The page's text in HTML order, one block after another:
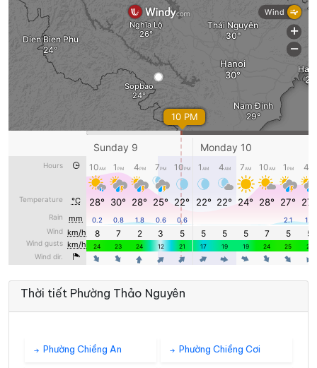
23:00 24° 29° Mây đen u ám
T3 11/08
00:00 24° /28° Mây đen u ám
01:00 24°/28° Mây đen u ám
24°/ 28° Mây đen u ám
03:00 23°/ 27° Mây đen u ám
04:00 23°/27° Mây đen u ám
Thời tiết Phường Thảo Nguyên
Phường Chiềng An Phường Chiềng Cơi